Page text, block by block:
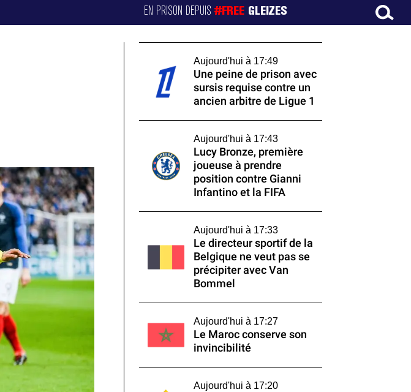
EN PRISON DEPUIS#FREE GLEIZES
Aujourd'hui à 17:49
Une peine de prison avec
sursis requise contre un
ancien arbitre de Ligue 1
Aujourd'hui à 17:43
Lucy Bronze, première
joueuse à prendre
position contre Gianni
Infantino et la FIFA
Aujourd'hui à 17:33
Le directeur sportif de la
Belgique ne veut pas se
précipiter avec Van
Bommel
Aujourd'hui à 17:27
Le Maroc conserve son
invincibilité
Aujourd'hui à 17:20